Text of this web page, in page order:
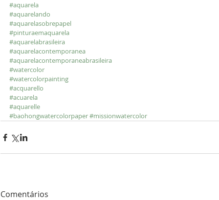
#aquarela
#aquarelando
#aquarelasobrepapel
#pinturaemaquarela
#aquarelabrasileira
#aquarelacontemporanea
#aquarelacontemporaneabrasileira
#watercolor
#watercolorpainting
#acquarello
#acuarela
#aquarelle
#baohongwatercolorpaper#missionwatercolor
Comentários